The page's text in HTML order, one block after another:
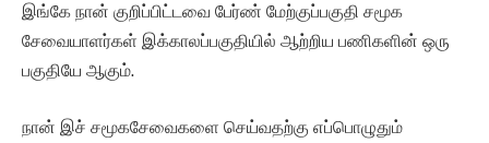
இங்கே நான் குறிப்பிட்டவை பேர்ண் மேற்குப்பகுதி சமூக
சேவையாளர்கள் இக்காலப்பகுதியில் ஆற்றிய பணிகளின் ஒரு
பகுதியே ஆகும்.
நான் இச் சமூகசேவைகளை செய்வதற்கு எப்பொழுதும்